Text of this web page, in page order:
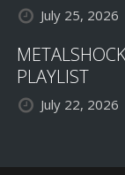
July 25, 2026
PLAYLIST
July 22, 2026